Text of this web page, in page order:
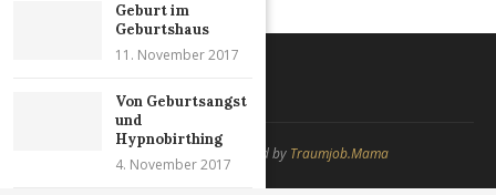
@2020 - All Rights reserved by Traumjob.Mama
Geburt im
Geburtshaus
11. November 2017
Von Geburtsangst
und
Hypnobirthing
4. November 2017